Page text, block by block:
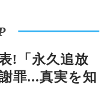
!「永久追放
罪...真実を知